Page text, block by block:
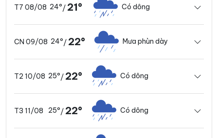
T7 08/08 24°/ 21° Có dông
CN 09/08 24°/ 22° Mưa phùn dày
T2 10/08 25°/ 22° Có dông
T3 11/08 25°/ 22° Có dông